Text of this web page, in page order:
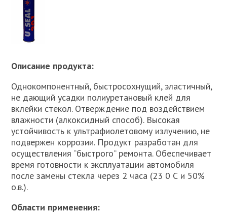
Описание продукта:
Однокомпонентный, быстросохнущий, эластичный,
не дающий усадки полиуретановый клей для
вклейки стекол. Отверждение под воздействием
влажности (алкоксидный способ). Высокая
устойчивость к ультрафиолетовому излучению, не
подвержен коррозии. Продукт разработан для
осуществления “быстрого” ремонта. Обеспечивает
время готовности к эксплуатации автомобиля
после замены стекла через 2 часа (23 0 С и 50%
о.в.).
Области применения: